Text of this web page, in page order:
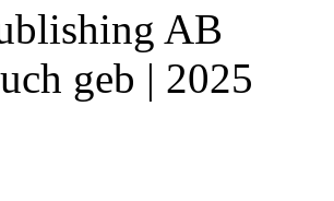
AB
geb | 2025